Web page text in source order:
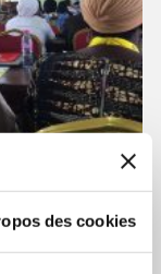
des cookies